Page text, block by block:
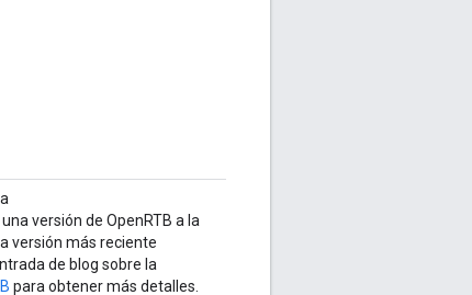
versión de OpenRTB a la
versión más reciente
de blog sobre la
para obtener más detalles.